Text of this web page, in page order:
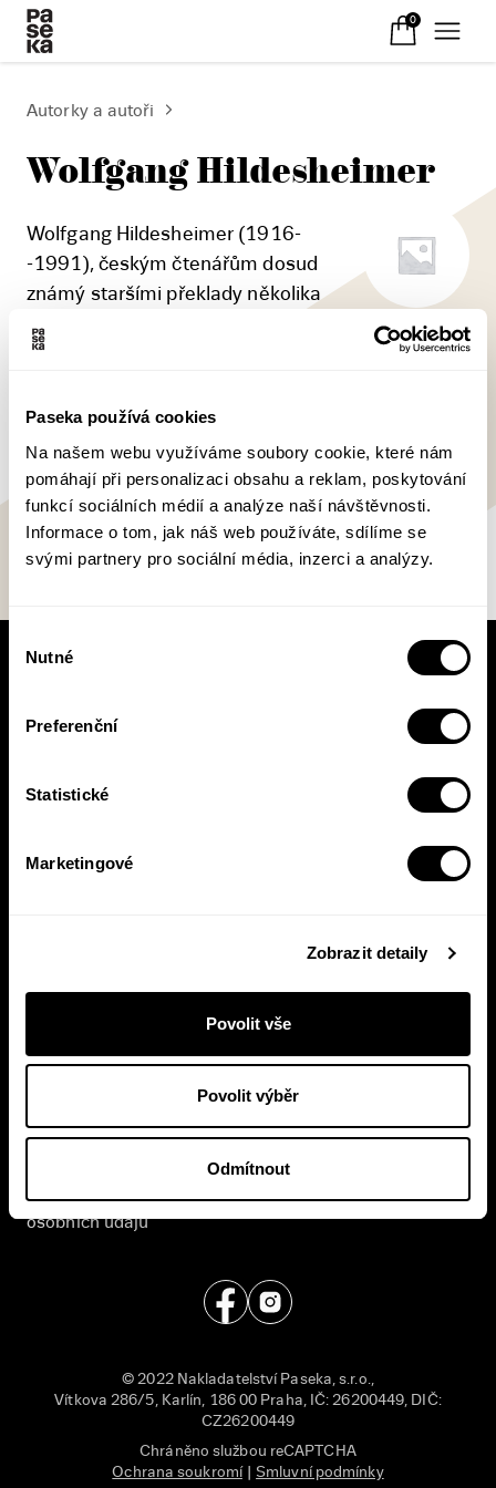
Paseka používá cookies
Na našem webu využíváme soubory cookie, které nám
pomáhají při personalizaci obsahu a reklam, poskytování
funkcí sociálních médií a analýze naší návštěvnosti.
Informace o tom, jak náš web používáte, sdílíme se
svými partnery pro sociální média, inzerci a analýzy.
souhlasu
Nutné
Preferenční
Statistické
Marketingové
Zobrazit detaily
Povolit vše
Povolit výběr
Odmítnout
0
Autorky a autoři
Wolfgang Hildesheimer
Wolfgang Hildesheimer (1916-
-1991), českým čtenářům dosud
známý staršími překlady několika
dramat a dvou prozaických svazků, patří k
významným německým prozaikům a dramatikům
V pracovní době se nebudou číst noviny!
newsletterem budete vědět o všem, co se v
Pasece šustne, ať už vás zajímá pohled do
Přihlášením se k odběru novinek souhlasíte sezpracováním
Všeobecné obchodní
Zásady ochrany
osobních údajů
Nakladatelství
English
Příjem rukopisů
© 2022 Nakladatelství Paseka, s.r.o.,
Vítkova 286/5, Karlín, 186 00 Praha, IČ: 26200449, DIČ:
CZ26200449
Chráněno službou reCAPTCHA
Ochrana soukromí
Smluvní podmínky